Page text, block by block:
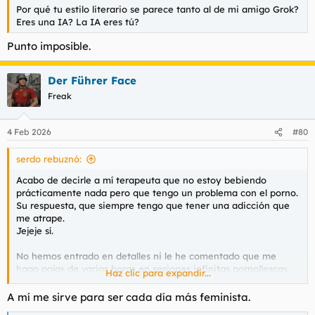
forma de velatorio. No hay clímax; hay permanencia. Como si
el cuerpo estuviera despierto y la vida no.
San Juan Crisóstomo advertía:
donde debía servir".
Convertir una conducta en identidad te exonera de entenderla.
Preguntas que sí sirven (sin confesionario):
No “¿por qué me hago pajas?”, sino:
¿Qué emoción aparece justo antes?
¿Qué estoy evitando sentir durante esas horas?
San Isaac el Sirio escribió algo brutalmente actual:
"Quien huye del dolor sin atravesarlo, lo encuentra multiplicado
en la sombra".
Advertencia final:
No intentes arrancar el porno como se arranca una mala
hierba. En La Sagra, cuando se quita algo sin saber qué lo
sostiene, el polvo lo ocupa todo.
Por qué tu estilo literario se parece tanto al de mi amigo Grok?
Eres una IA? La IA eres tú?
Punto imposible.
Der Führer Face
Freak
4 Feb 2026 #80
serdo rebuznó:
Acabo de decirle a mí terapeuta que no estoy bebiendo
prácticamente nada pero que tengo un problema con el porno.
Su respuesta, que siempre tengo que tener una adicción que
me atrape.
Jejeje sí.
No hemos entrado en detalles ni le he comentado que me
hago pajas de varias horas en sesiones infinitas pornollescas.
La cuestión es que me ha dicho que debería plantearme ¿qué
función tiene el porno en mi vida?
Haz clic para expandir...
A mí me sirve para ser cada día más feminista.